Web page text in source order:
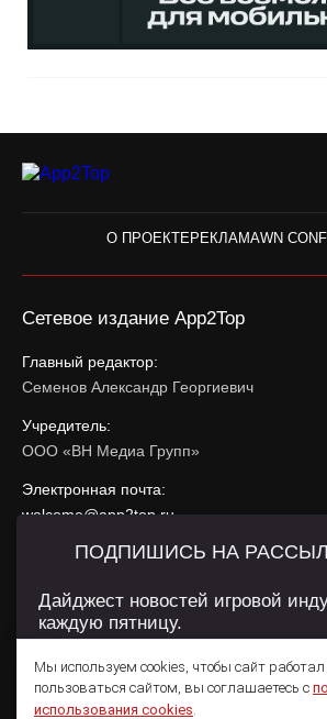
О ПРОЕКТЕРЕКЛАМАWN
Сетевое издание App2Top
Главный редактор:
Семенов Александр Георгиевич
Учредитель:
ООО «ВН Медиа Групп»
Электронная почта:
welcome@app2top.ru
При использовании материалов активная
Сайт использует IP адреса, cookie, данные
использования содержатся вПолитике
Пользовательском соглашении .
Мы используем cookies, чтобы сайт
пользоваться сайтом, вы соглашаетесь с
использования cookies.
ПОДПИШИСЬ НА
Дайджест новостей игровой
каждую пятницу.